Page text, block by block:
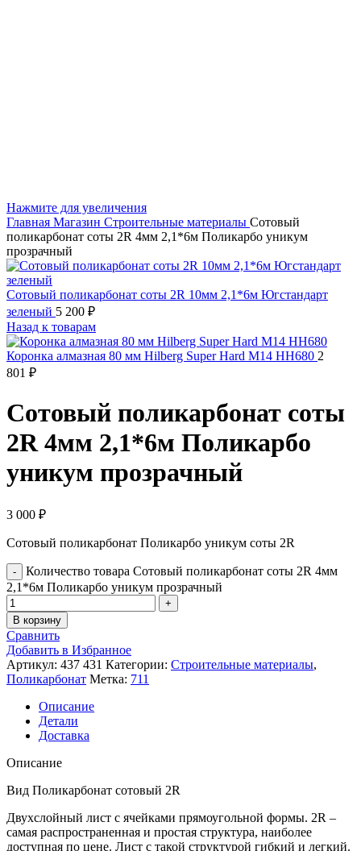
Нажмите для увеличения
Главная Магазин Строительные материалы Сотовый
поликарбонат соты 2R 4мм 2,1*6м Поликарбо уникум
прозрачный
Сотовый поликарбонат соты 2R 10мм 2,1*6м Югстандарт
зеленый 5 200 ₽
Назад к товарам
Коронка алмазная 80 мм Hilberg Super Hard M14 HH680 2
801 ₽
Сотовый поликарбонат соты
2R 4мм 2,1*6м Поликарбо
уникум прозрачный
3 000 ₽
Сотовый поликарбонат Поликарбо уникум соты 2R
Количество товара Сотовый поликарбонат соты 2R 4мм
2,1*6м Поликарбо уникум прозрачный
В корзину
Сравнить
Добавить в Избранное
Артикул: 437 431 Категории: Строительные материалы,
Поликарбонат Метка: 711
Описание
Детали
Доставка
Описание
Вид Поликарбонат сотовый 2R
Двухслойный лист с ячейками прямоугольной формы. 2R –
самая распространенная и простая структура, наиболее
доступная по цене. Лист с такой структурой гибкий и легкий.